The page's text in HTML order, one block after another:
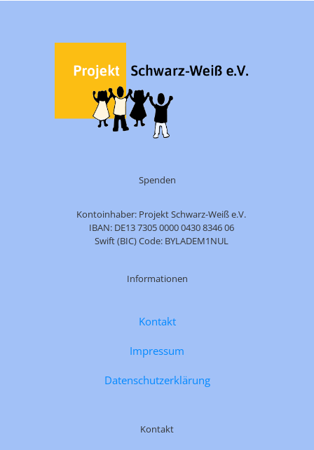
Spenden
Kontoinhaber: Projekt Schwarz-Weiß e.V.
IBAN: DE13 7305 0000 0430 8346 06
Swift (BIC) Code: BYLADEM1NUL
Informationen
Kontakt
Impressum
Datenschutzerklärung
Kontakt